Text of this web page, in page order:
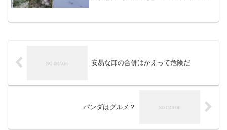
安易な卸の合併はかえって危険だ
パンダはグルメ？